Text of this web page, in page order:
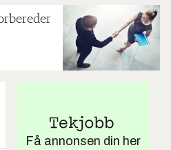
Få annonsen din her